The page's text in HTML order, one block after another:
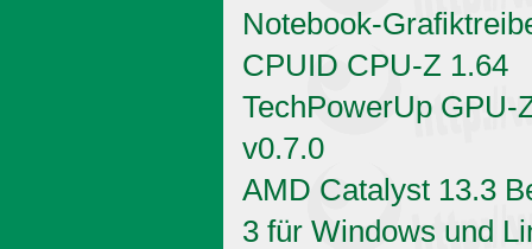
Notebook-
CPUID CPU-Z 1.64
TechPowerUp GPU-
v0.7.0
AMD Catalyst 13.3
3 für Windows und